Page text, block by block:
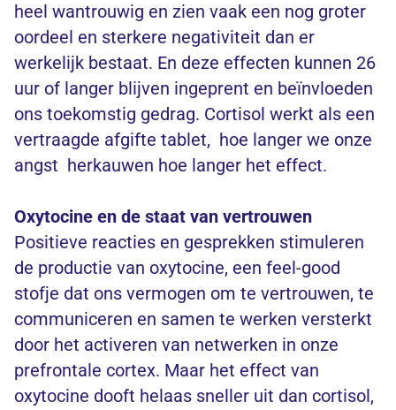
heel wantrouwig en zien vaak een nog groter
oordeel en sterkere negativiteit dan er
werkelijk bestaat. En deze effecten kunnen 26
uur of langer blijven ingeprent en beïnvloeden
ons toekomstig gedrag. Cortisol werkt als een
vertraagde afgifte tablet, hoe langer we onze
angst herkauwen hoe langer het effect.
Oxytocine en de staat van vertrouwen
Positieve reacties en gesprekken stimuleren
de productie van oxytocine, een feel-good
stofje dat ons vermogen om te vertrouwen, te
communiceren en samen te werken versterkt
door het activeren van netwerken in onze
prefrontale cortex. Maar het effect van
oxytocine dooft helaas sneller uit dan cortisol,